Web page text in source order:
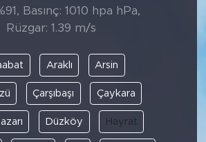
Basınç: 1010 hpa hPa,
Rüzgar: 1.39 m/s
Araklı Arsin
Çarşıbaşı Çaykara
Düzköy Hayrat
Dakika Haberleri